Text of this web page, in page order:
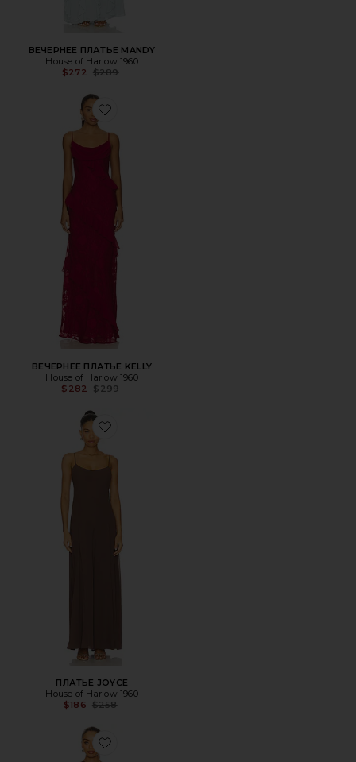
ВЕЧЕРНЕЕ ПЛАТЬЕ MANDY
House of Harlow 1960
$272 Previous price:
$289
Favorite ВЕЧЕРНЕЕ ПЛАТЬЕ KELLY
ВЕЧЕРНЕЕ ПЛАТЬЕ KELLY
House of Harlow 1960
$282
Previous price:
$299
Favorite ПЛАТЬЕ JOYCE
ПЛАТЬЕ JOYCE
House of Harlow 1960
$186 Previous price:
$258
Favorite ВЕЧЕРНЕЕ ПЛАТЬЕ BRANDY